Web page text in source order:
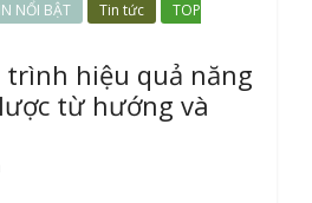
NỔI BẬT Tin tức
TOP
trình hiệu quả năng
từ hướng và